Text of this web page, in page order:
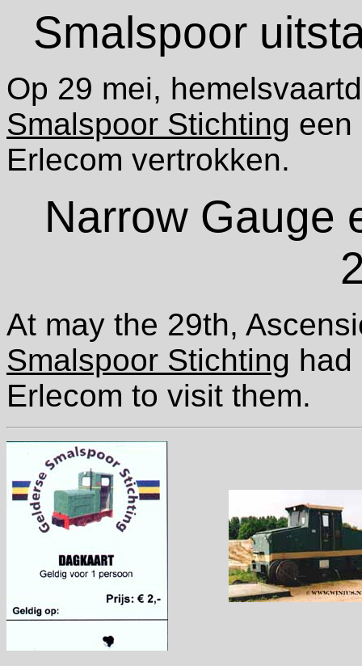
Smalspoor
Op 29 mei,
Smalspoor Stichting een
Erlecom vertrokken.
Narrow Gauge
At may the 29th,
Smalspoor Stichting had
Erlecom to visit them.